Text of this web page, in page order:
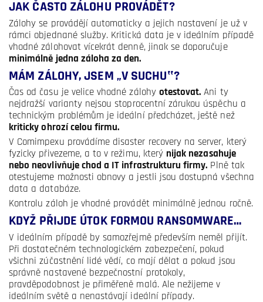
JAK ČASTO ZÁLOHU PROVÁDĚT?
Zálohy se provádějí automaticky a jejich nastavení je už v
rámci objednané služby. Kritická data je v ideálním případě
vhodné zálohovat vícekrát denně, jinak se doporučuje
minimálně jedna záloha za den.
MÁM ZÁLOHY, JSEM „V SUCHU‟?
Čas od času je velice vhodné zálohy otestovat. Ani ty
nejdražší varianty nejsou stoprocentní zárukou úspěchu a
technickým problémům je ideální předcházet, ještě než
kriticky ohrozí celou firmu.
V Comimpexu provádíme disaster recovery na server, který
fyzicky přivezeme, a to v režimu, který nijak nezasahuje
nebo neovlivňuje chod a IT infrastrukturu firmy. Plně tak
otestujeme možnosti obnovy a jestli jsou dostupná všechna
data a databáze.
Kontrolu záloh je vhodné provádět minimálně jednou ročně.
KDYŽ PŘIJDE ÚTOK FORMOU RANSOMWARE…
V ideálním případě by samozřejmě především neměl přijít.
Při dostatečném technologickém zabezpečení, pokud
všichni zúčastnění lidé vědí, co mají dělat a pokud jsou
správně nastavené bezpečnostní protokoly,
pravděpodobnost je přiměřeně malá. Ale nežijeme v
ideálním světě a nenastávají ideální případy.